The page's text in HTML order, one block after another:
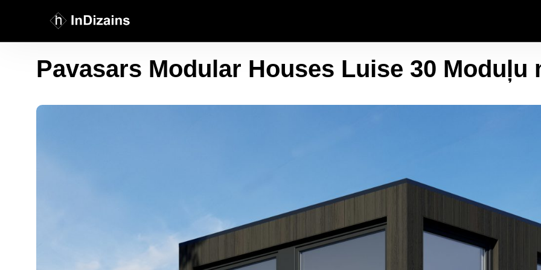
Pavasars Modular Houses Luise 30 Moduļu